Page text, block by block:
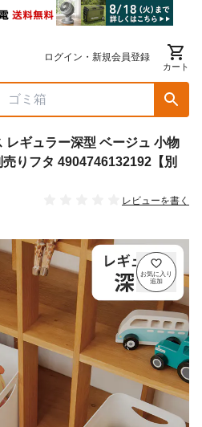
ログイン・新規会員登録
カート
レギュラー深型 ベージュ 小物
りフタ 4904746132192【別
レビューを書く